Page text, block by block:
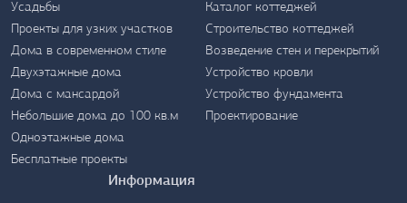
Контакты
Усадьбы
Проекты для узких участков
Дома в современном стиле
Двухэтажные дома
Дома с мансардой
Небольшие дома до 100 кв.м
Одноэтажные дома
Бесплатные проекты
Каталог коттеджей
Строительство коттеджей
Возведение стен и перекрытий
Устройство кровли
Устройство фундамента
Проектирование
Информация